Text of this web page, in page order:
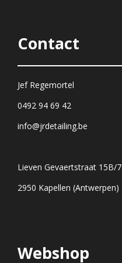
Contact
Jef Regemortel
0492 94 69 42
info@jrdetailing.be
Lieven Gevaertstraat 15B/7
2950 Kapellen (Antwerpen)
Webshop